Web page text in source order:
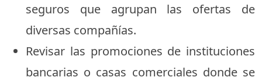
seguros que agrupan las ofertas de
diversas compañías.
Revisar las promociones de instituciones
bancarias o casas comerciales donde se